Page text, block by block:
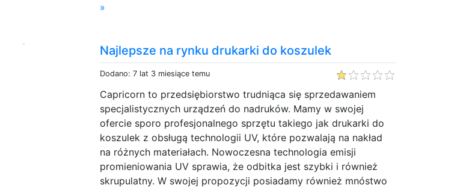
»
Najlepsze na rynku drukarki do koszulek
Dodano: 7 lat 3 miesiące temu
Capricorn to przedsiębiorstwo trudniąca się sprzedawaniem
specjalistycznych urządzeń do nadruków. Mamy w swojej
ofercie sporo profesjonalnego sprzętu takiego jak drukarki do
koszulek z obsługą technologii UV, które pozwalają na nakład
na różnych materiałach. Nowoczesna technologia emisji
promieniowania UV sprawia, że odbitka jest szybki i również
skrupulatny. W swojej propozycji posiadamy również mnóstwo